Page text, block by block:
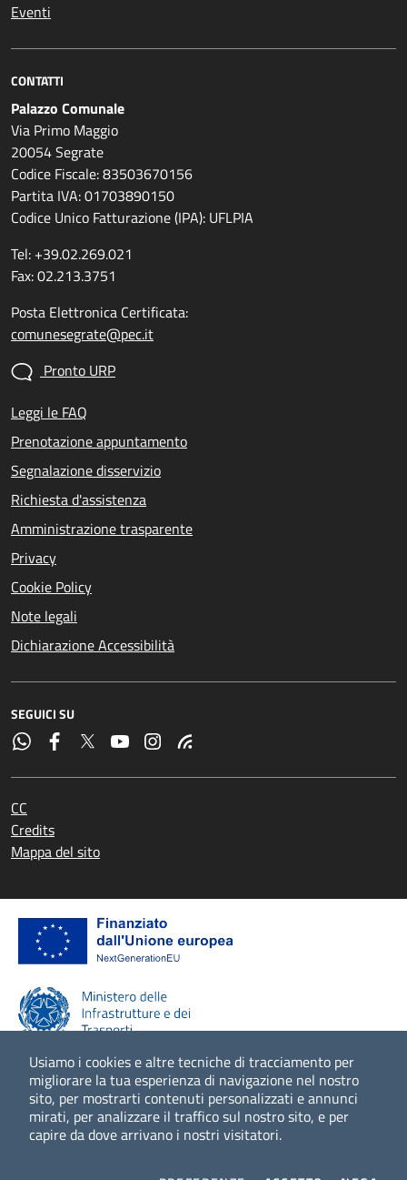
Usiamo i cookies e altre tecniche di tracciamento per
migliorare la tua esperienza di navigazione nel nostro
sito, per mostrarti contenuti personalizzati e annunci
mirati, per analizzare il traffico sul nostro sito, e per
capire da dove arrivano i nostri visitatori.
Eventi
CONTATTI
Palazzo Comunale
Via Primo Maggio
20054 Segrate
Codice Fiscale: 83503670156
Partita IVA: 01703890150
Codice Unico Fatturazione (IPA): UFLPIA
Tel: +39.02.269.021
Fax: 02.213.3751
Posta Elettronica Certificata:
comunesegrate@pec.it
Pronto URP
Leggi le FAQ
Prenotazione appuntamento
Segnalazione disservizio
Richiesta d'assistenza
Amministrazione trasparente
Privacy
Cookie Policy
Note legali
Dichiarazione Accessibilità
SEGUICI SU
CC
Credits
Mappa del sito
Scopri di più